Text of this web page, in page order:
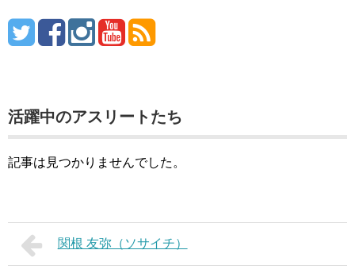
活躍中のアスリートたち
記事は見つかりませんでした。
関根 友弥（ソサイチ）